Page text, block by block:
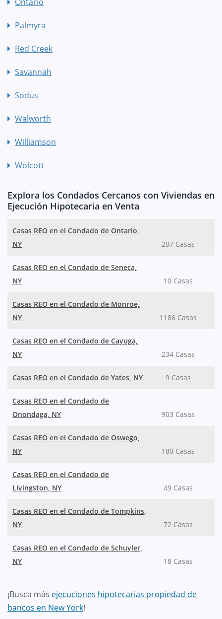
Palmyra
Red Creek
Savannah
Sodus
Walworth
Williamson
Wolcott
Explora los Condados Cercanos con Viviendas en
Ejecución Hipotecaria en Venta
Casas REO en el Condado de Ontario,
NY
207 Casas
Casas REO en el Condado de Seneca,
NY
10 Casas
Casas REO en el Condado de Monroe,
NY
1186 Casas
Casas REO en el Condado de Cayuga,
NY
234 Casas
Casas REO en el Condado de Yates, NY 9 Casas
Casas REO en el Condado de
Onondaga, NY
903 Casas
Casas REO en el Condado de Oswego,
NY
180 Casas
Casas REO en el Condado de
Livingston, NY
49 Casas
Casas REO en el Condado de Tompkins,
NY
72 Casas
Casas REO en el Condado de Schuyler,
NY
18 Casas
¡Busca más ejecuciones hipotecarias propiedad de
bancos en New York!